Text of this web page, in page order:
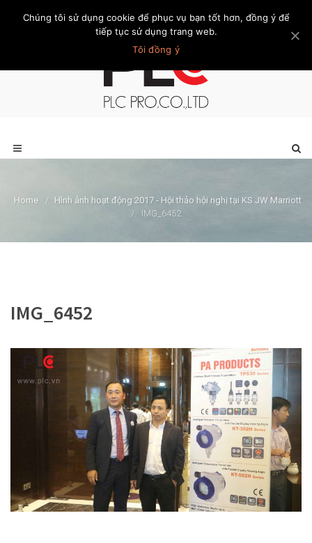
Trang chủ Giới thiệu Khách hàng Liên hệ Thành viên
Home / Hình ảnh hoạt động 2017 - Hội thảo hội nghị tại KS JW Marriott
/
IMG_6452
IMG_6452
Chúng tôi sử dụng cookie để phục vụ bạn tốt hơn, đồng ý để
tiếp tục sử dụng trang web.
Tôi đồng ý